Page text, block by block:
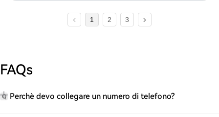
1 2 3
FAQs
Q Perchè devo collegare un numero di telefono?